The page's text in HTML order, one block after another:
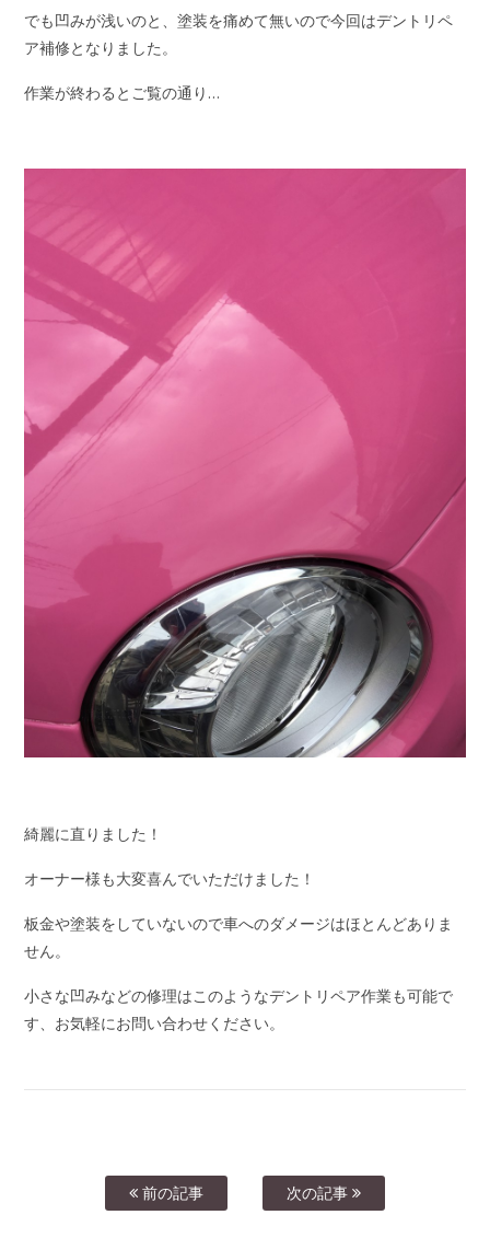
でも凹みが浅いのと、塗装を痛めて無いので今回はデントリペ
ア補修となりました。
作業が終わるとご覧の通り…
綺麗に直りました！
オーナー様も大変喜んでいただけました！
板金や塗装をしていないので車へのダメージはほとんどありま
せん。
小さな凹みなどの修理はこのようなデントリペア作業も可能で
す、お気軽にお問い合わせください。
前の記事 次の記事